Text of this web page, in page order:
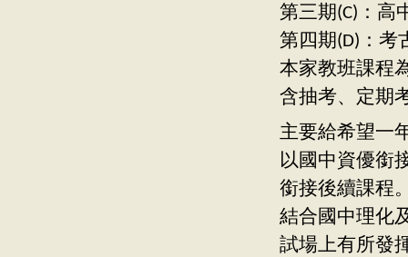
第三期(C)：高
第四期(D)：考
本家教班課程
含抽考、定期
主要給希望一
以國中資優銜
銜接後續課程
結合國中理化
試場上有所發